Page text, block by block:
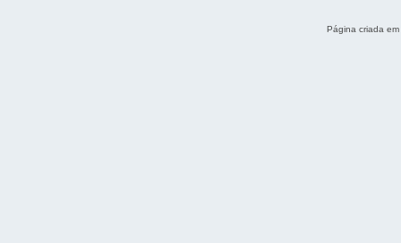
Página criada